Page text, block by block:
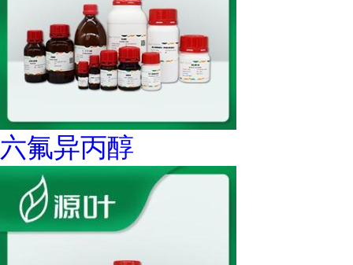
六氟异丙醇